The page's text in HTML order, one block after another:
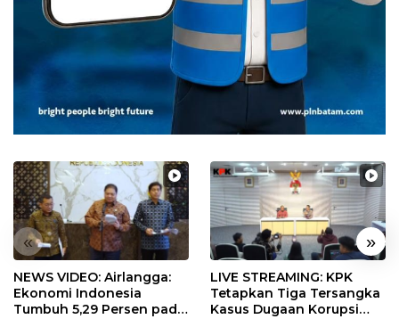
« »
NEWS VIDEO: Airlangga:
Ekonomi Indonesia
Tumbuh 5,29 Persen pada
LIVE STREAMING: KPK
Tetapkan Tiga Tersangka
Kasus Dugaan Korupsi